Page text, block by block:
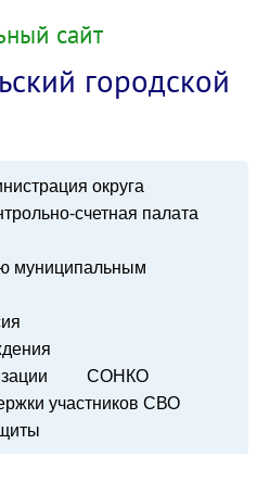
сайт
городской
округа
счетная палата
муниципальным
СОНКО
участников СВО